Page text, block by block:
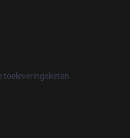
toeleveringsketen